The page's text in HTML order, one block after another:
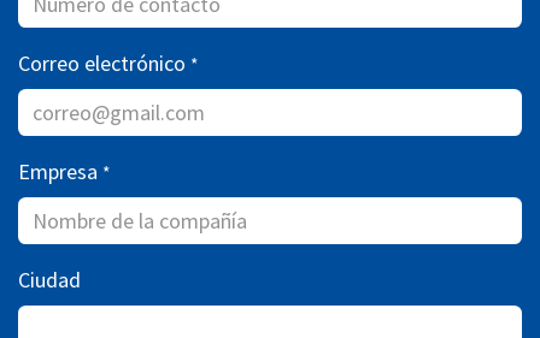
Correo electrónico *
Empresa *
Ciudad